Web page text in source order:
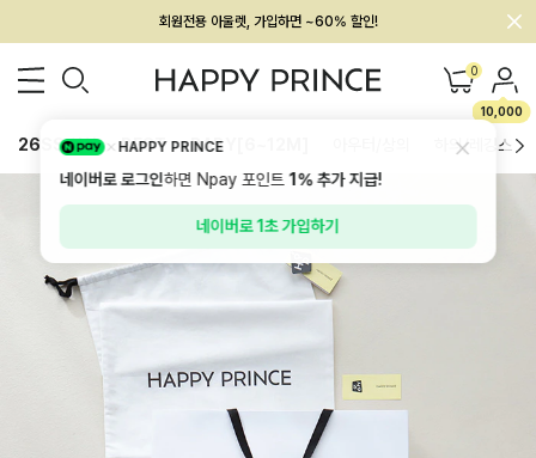
회원전용 아울렛, 가입하면 ~60% 할인!
멤버십 최대 28,000원 혜택 0
10,000
26SS 신상 BEST BABY[6~12M] 하의/레깅스
HAPPY PRINCE
네이버로 로그인하면 Npay 포인트1%추가 지급!
네이버로 1초 가입하기